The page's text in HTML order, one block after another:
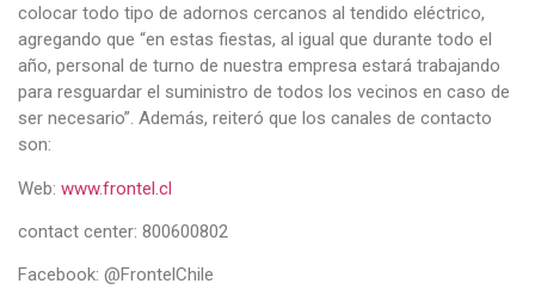
colocar todo tipo de adornos cercanos al tendido eléctrico,
agregando que “en estas fiestas, al igual que durante todo el
año, personal de turno de nuestra empresa estará trabajando
para resguardar el suministro de todos los vecinos en caso de
ser necesario”. Además, reiteró que los canales de contacto
son:
Web: www.frontel.cl
contact center: 800600802
Facebook: @FrontelChile